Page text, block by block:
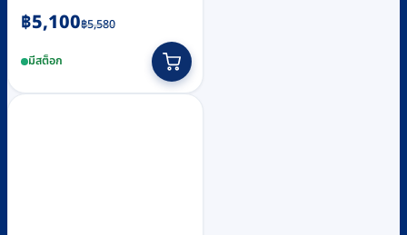
฿5,580
Original
was:
฿5,580.
฿5,100
Current
is:
฿5,100.
มีสต็อก